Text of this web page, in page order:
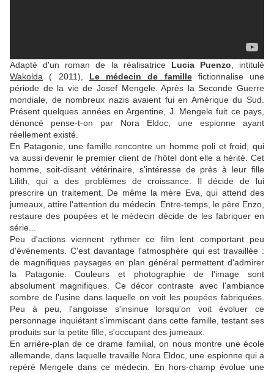
Adapté d'un roman de la réalisatrice Lucia Puenzo , intitulé
Wakolda ( 2011), Le médecin de famillefictionnalise une
période de la vie de Josef Mengele. Après la Seconde Guerre
mondiale, de nombreux nazis avaient fui en Amérique du Sud.
Présent quelques années en Argentine, J. Mengele fuit ce pays,
dénoncé pense-t-on par Nora Eldoc, une espionne ayant
réellement existé.
En Patagonie, une famille rencontre un homme poli et froid, qui
va aussi devenir le premier client de l'hôtel dont elle a hérité. Cet
homme, soit-disant vétérinaire, s'intéresse de près à leur fille
Lilith, qui a des problèmes de croissance. Il décide de lui
prescrire un traitement. De même la mère Eva, qui attend des
jumeaux, attire l'attention du médecin. Entre-temps, le père Enzo,
restaure des poupées et le médecin décide de les fabriquer en
série...
Peu d'actions viennent rythmer ce film lent comportant peu
d'événements. C'est davantage l'atmosphère qui est travaillée :
de magnifiques paysages en plan général permettent d'admirer
la Patagonie. Couleurs et photographie de l'image sont
absolument magnifiques. Ce décor contraste avec l'ambiance
sombre de l'usine dans laquelle on voit les poupées fabriquées.
Peu à peu, l'angoisse s'insinue lorsqu'on voit évoluer ce
personnage inquiétant s'immiscant dans cette famille, testant ses
produits sur la petite fille, s'occupant des jumeaux.
En arrière-plan de ce drame familial, on nous montre une école
allemande, dans laquelle travaille Nora Eldoc, une espionne qui a
repéré Mengele dans ce médecin. En hors-champ évolue une